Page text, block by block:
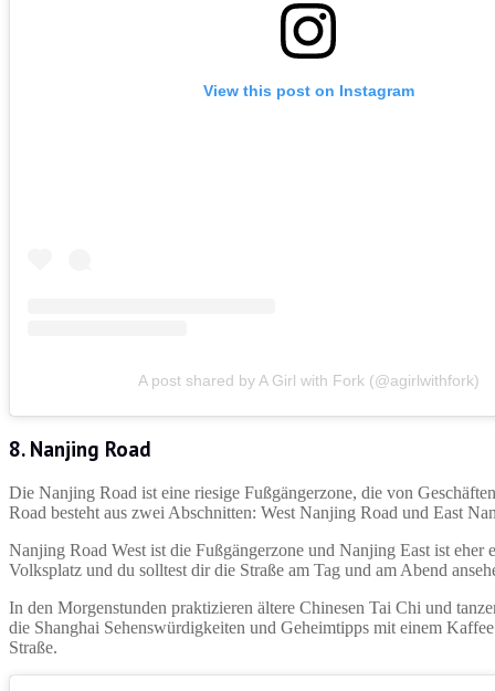
View this post on Instagram
A post shared by A Girl with Fork (@agirlwithfork)
8. Nanjing Road
Die Nanjing Road ist eine riesige Fußgängerzone, die von
Road besteht aus zwei Abschnitten: West Nanjing Road und East
Nanjing Road West ist die Fußgängerzone und Nanjing East ist
Volksplatz und du solltest dir die Straße am Tag und am Abend
In den Morgenstunden praktizieren ältere Chinesen Tai Chi und
die Shanghai Sehenswürdigkeiten und Geheimtipps mit einem
Straße.